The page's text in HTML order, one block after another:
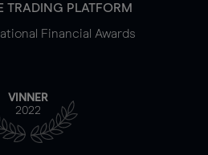
TRADING PLATFORM
Financial Awards
VINNER
2022